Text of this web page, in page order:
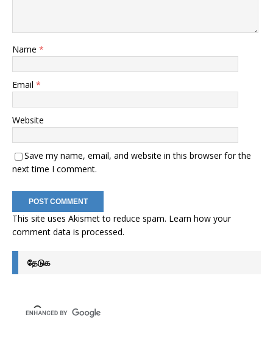
Name *
Email *
Website
Save my name, email, and website in this browser for the
next time I comment.
This site uses Akismet to reduce spam. Learn how your
comment data is processed.
தேடுக